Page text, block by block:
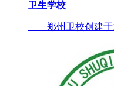
卫生学校
郑州卫校创建于